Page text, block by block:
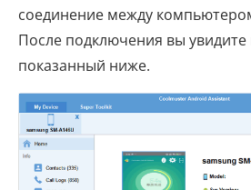
соединение между
После подключения вы увидите
показанный ниже.